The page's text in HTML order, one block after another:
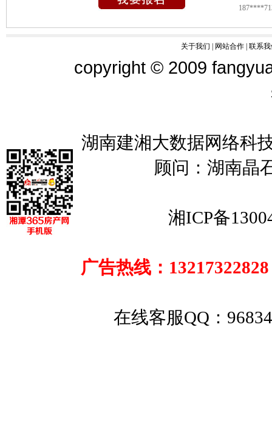
关于我们 网站合作 联系
copyright © 2009
湖南建湘大数据网络
顾问：湖南晶
湘ICP备
广告热线：13217322828
在线客服QQ：